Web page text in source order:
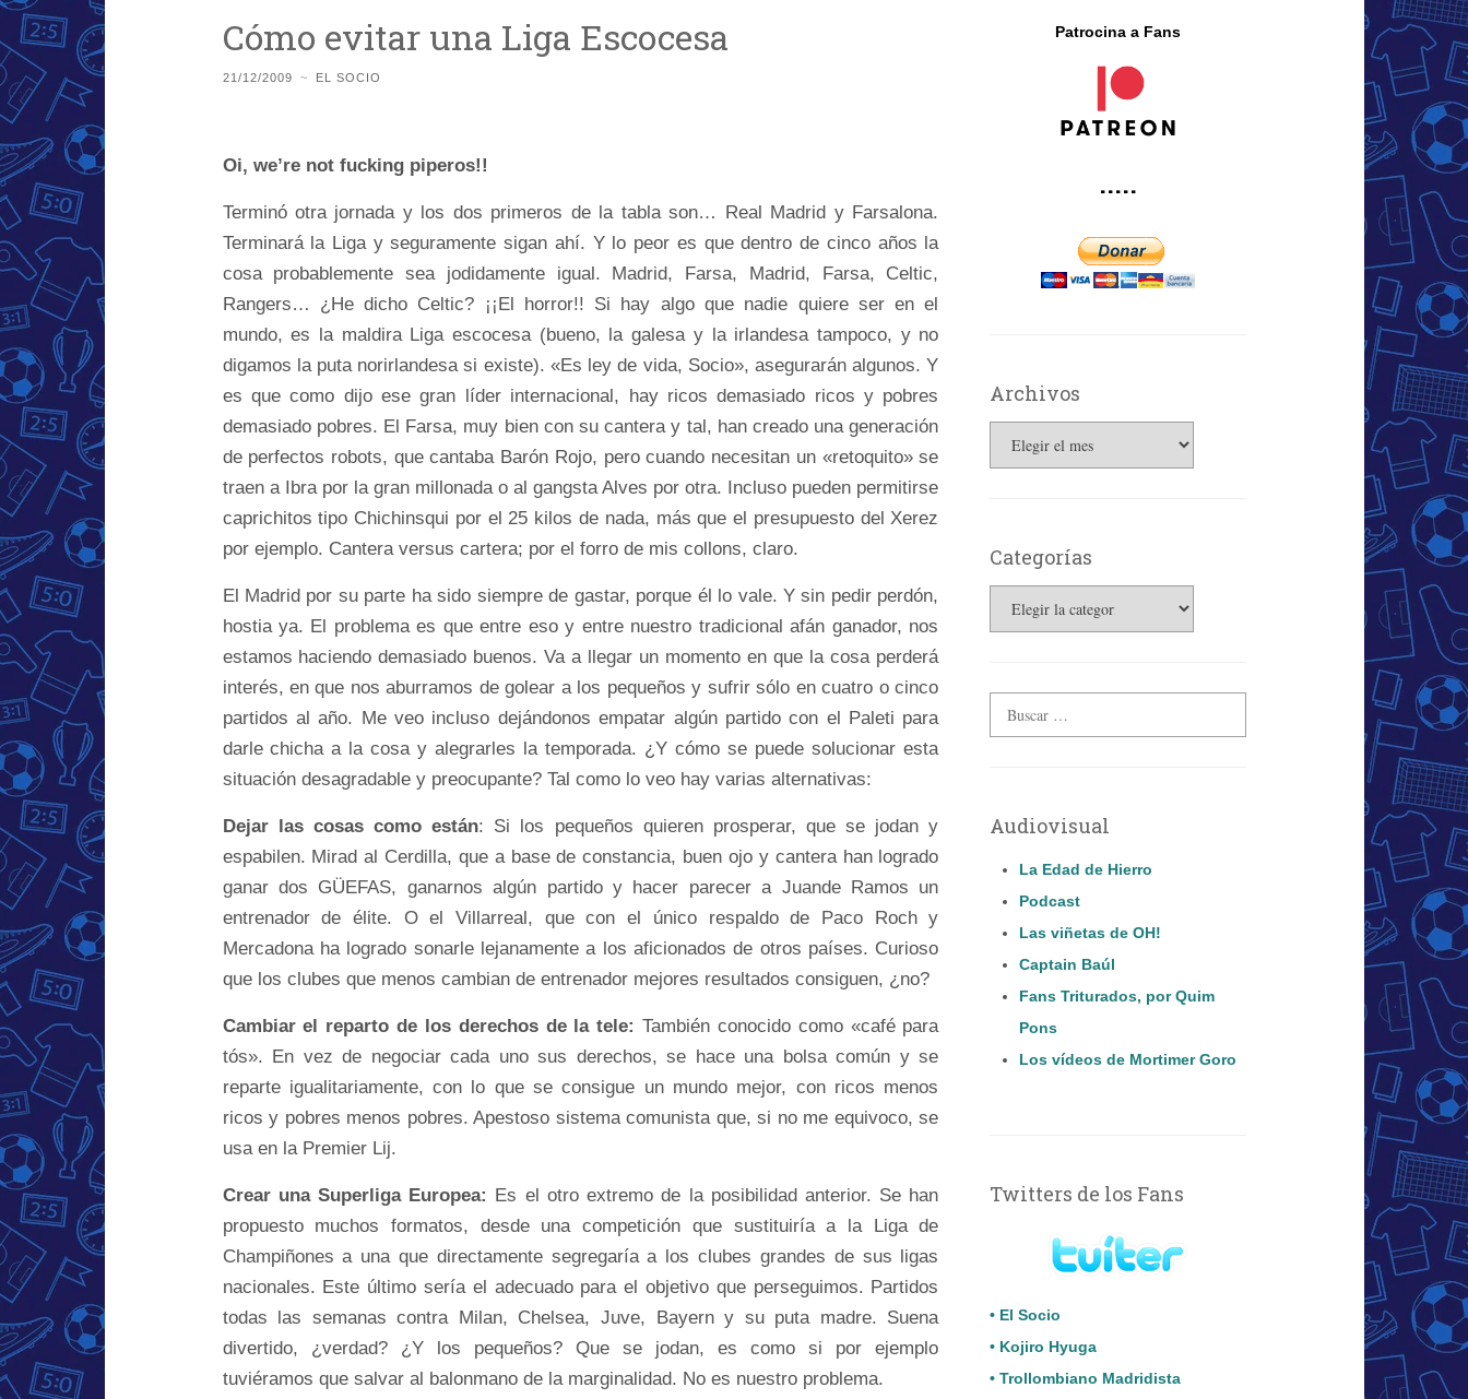
Cómo evitar una Liga Escocesa
21/12/2009 ~ EL SOCIO
Oi, we’re not fucking piperos!!
Terminó otra jornada y los dos primeros de la tabla son… Real Madrid y Farsalona.
Terminará la Liga y seguramente sigan ahí. Y lo peor es que dentro de cinco años la
cosa probablemente sea jodidamente igual. Madrid, Farsa, Madrid, Farsa, Celtic,
Rangers… ¿He dicho Celtic? ¡¡El horror!! Si hay algo que nadie quiere ser en el
mundo, es la maldira Liga escocesa (bueno, la galesa y la irlandesa tampoco, y no
digamos la puta norirlandesa si existe). «Es ley de vida, Socio», asegurarán algunos. Y
es que como dijo ese gran líder internacional, hay ricos demasiado ricos y pobres
demasiado pobres. El Farsa, muy bien con su cantera y tal, han creado una generación
de perfectos robots, que cantaba Barón Rojo, pero cuando necesitan un «retoquito» se
traen a Ibra por la gran millonada o al gangsta Alves por otra. Incluso pueden permitirse
caprichitos tipo Chichinsqui por el 25 kilos de nada, más que el presupuesto del Xerez
por ejemplo. Cantera versus cartera; por el forro de mis collons, claro.
El Madrid por su parte ha sido siempre de gastar, porque él lo vale. Y sin pedir perdón,
hostia ya. El problema es que entre eso y entre nuestro tradicional afán ganador, nos
estamos haciendo demasiado buenos. Va a llegar un momento en que la cosa perderá
interés, en que nos aburramos de golear a los pequeños y sufrir sólo en cuatro o cinco
partidos al año. Me veo incluso dejándonos empatar algún partido con el Paleti para
darle chicha a la cosa y alegrarles la temporada. ¿Y cómo se puede solucionar esta
situación desagradable y preocupante? Tal como lo veo hay varias alternativas:
Dejar las cosas como están: Si los pequeños quieren prosperar, que se jodan y
espabilen. Mirad al Cerdilla, que a base de constancia, buen ojo y cantera han logrado
ganar dos GÜEFAS, ganarnos algún partido y hacer parecer a Juande Ramos un
entrenador de élite. O el Villarreal, que con el único respaldo de Paco Roch y
Mercadona ha logrado sonarle lejanamente a los aficionados de otros países. Curioso
que los clubes que menos cambian de entrenador mejores resultados consiguen, ¿no?
Cambiar el reparto de los derechos de la tele: También conocido como «café para
tós». En vez de negociar cada uno sus derechos, se hace una bolsa común y se
reparte igualitariamente, con lo que se consigue un mundo mejor, con ricos menos
ricos y pobres menos pobres. Apestoso sistema comunista que, si no me equivoco, se
usa en la Premier Lij.
Crear una Superliga Europea: Es el otro extremo de la posibilidad anterior. Se han
propuesto muchos formatos, desde una competición que sustituiría a la Liga de
Champiñones a una que directamente segregaría a los clubes grandes de sus ligas
nacionales. Este último sería el adecuado para el objetivo que perseguimos. Partidos
todas las semanas contra Milan, Chelsea, Juve, Bayern y su puta madre. Suena
divertido, ¿verdad? ¿Y los pequeños? Que se jodan, es como si por ejemplo
tuviéramos que salvar al balonmano de la marginalidad. No es nuestro problema.
Patrocina a Fans
·····
Archivos
Categorías
Audiovisual
La Edad de Hierro
Podcast
Las viñetas de OH!
Captain Baúl
Fans Triturados, por Quim
Pons
Los vídeos de Mortimer Goro
Twitters de los Fans
• El Socio
• Kojiro Hyuga
• Trollombiano Madridista